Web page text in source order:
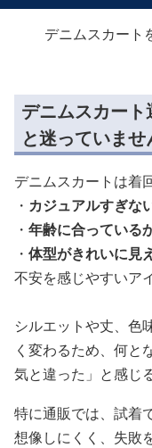
デニムスカート
デニムスカート
と迷っていませ
デニムスカートは着
・ カジュアルすぎな
・ 年齢に合っている
・ 体型がきれいに見
不安を感じやすいア
シルエットや丈、色
く変わるため、何と
気と違った」と感じ
特に通販では、試着
想像しにくく、失敗